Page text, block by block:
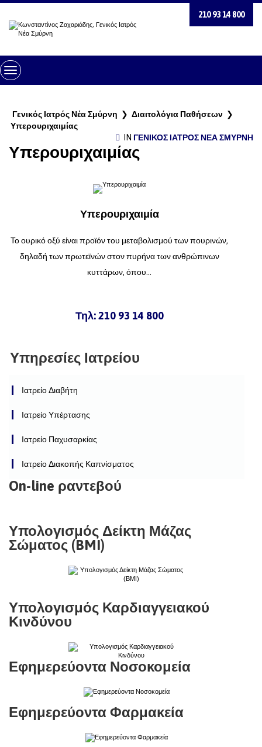
210 93 14 800
Toggle
Navigation
Γενικός Ιατρός Νέα Σμύρνη ❯ Διαιτολόγια Παθήσεων ❯
Υπερουριχαιμίας
IN ΓΕΝΙΚΌΣ ΙΑΤΡΌΣ ΝΈΑ ΣΜΎΡΝΗ
Υπερουριχαιμίας
Υπερουριχαιμία
Το ουρικό οξύ είναι προϊόν του μεταβολισμού των πουρινών,
δηλαδή των πρωτεϊνών στον πυρήνα των ανθρώπινων
κυττάρων, όπου...
Τηλ: 210 93 14 800
Υπηρεσίες Ιατρείου
Ιατρείο Διαβήτη
Ιατρείο Υπέρτασης
Ιατρείο Παχυσαρκίας
Ιατρείο Διακοπής Καπνίσματος
On-line ραντεβού
Υπολογισμός Δείκτη Μάζας
Σώματος (BMI)
Υπολογισμός Καρδιαγγειακού
Κινδύνου
Εφημερεύοντα Νοσοκομεία
Εφημερεύοντα Φαρμακεία